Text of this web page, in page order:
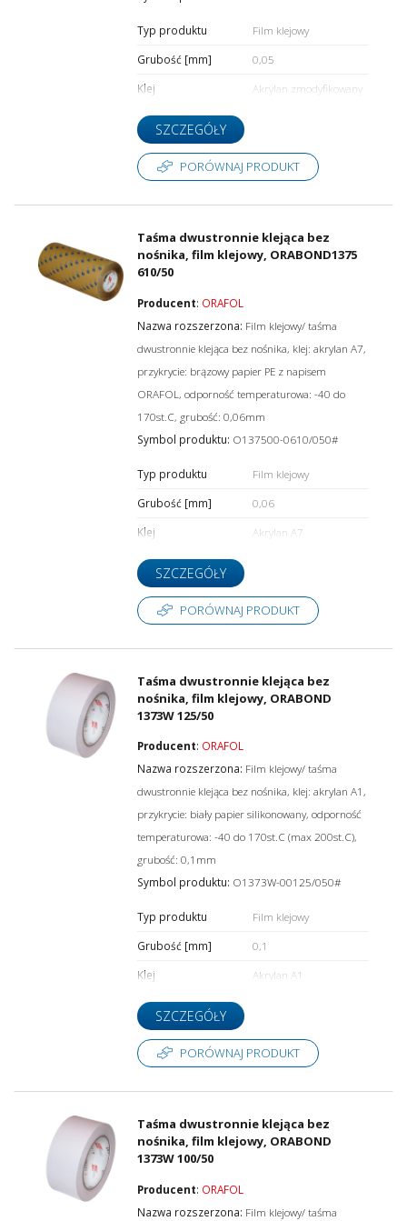
Typ produktu
Film klejowy
Grubość [mm]
0,05
Klej
Akrylan zmodyfikowany
SZCZEGÓŁY
PORÓWNAJ PRODUKT
Taśma dwustronnie klejąca bez
nośnika, film klejowy, ORABOND1375
610/50
Producent: ORAFOL
Nazwa rozszerzona: Film klejowy/ taśma
dwustronnie klejąca bez nośnika, klej: akrylan A7,
przykrycie: brązowy papier PE z napisem
ORAFOL, odporność temperaturowa: -40 do
170st.C, grubość: 0,06mm
Symbol produktu: O137500-0610/050#
Typ produktu
Film klejowy
Grubość [mm]
0,06
Klej
Akrylan A7
SZCZEGÓŁY
PORÓWNAJ PRODUKT
Taśma dwustronnie klejąca bez
nośnika, film klejowy, ORABOND
1373W 125/50
Producent: ORAFOL
Nazwa rozszerzona: Film klejowy/ taśma
dwustronnie klejąca bez nośnika, klej: akrylan A1,
przykrycie: biały papier silikonowany, odporność
temperaturowa: -40 do 170st.C (max 200st.C),
grubość: 0,1mm
Symbol produktu: O1373W-00125/050#
Typ produktu
Film klejowy
Grubość [mm]
0,1
Klej
Akrylan A1
SZCZEGÓŁY
PORÓWNAJ PRODUKT
Taśma dwustronnie klejąca bez
nośnika, film klejowy, ORABOND
1373W 100/50
Producent: ORAFOL
Nazwa rozszerzona: Film klejowy/ taśma